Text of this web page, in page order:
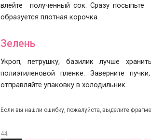
влейте полученный сок. Сразу
образуется плотная корочка.
Зелень
Укроп, петрушку, базилик лучше
полиэтиленовой пленке. Заверните
отправляйте упаковку в холодильник.
Если вы нашли ошибку, пожалуйста, выделите
44